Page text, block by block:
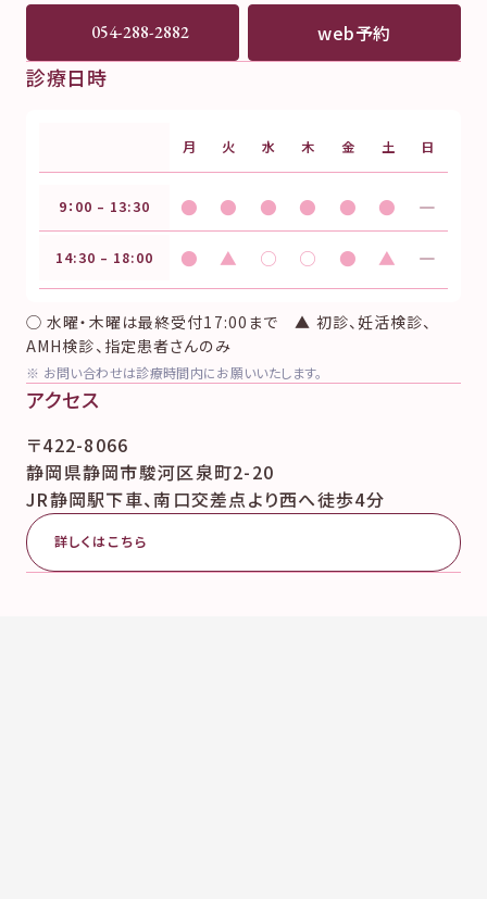
054-288-2882 web予約
診療日時
月 火 水 木 金 土 日
9：00 – 13:30 ● ● ● ● ● ● ―
14:30 – 18:00 ● ▲ ○ ○ ● ▲ ―
◯ 水曜・木曜は最終受付17:00まで ▲ 初診、妊活検診、
AMH検診、指定患者さんのみ
※ お問い合わせは診療時間内にお願いいたします。
アクセス
〒422-8066
静岡県静岡市駿河区泉町2-20
JR静岡駅下車、南口交差点より西へ徒歩4分
詳しくはこちら